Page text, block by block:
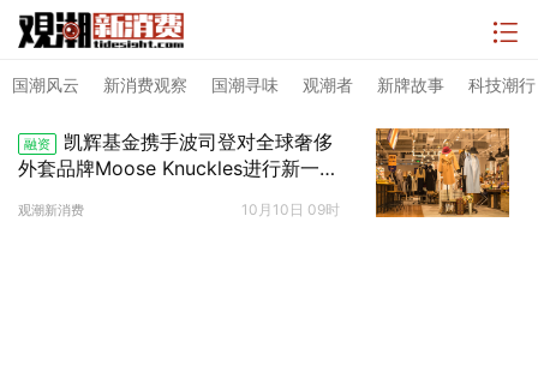
国潮风云 新消费观察 国潮寻味 观潮者 新牌故事 科技潮行
融资
凯辉基金携手波司登对全球奢侈
外套品牌Moose Knuckles进行新一轮
观潮新消费 10月10日 09时